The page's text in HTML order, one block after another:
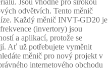
Jsou vhodné pro širokou
odvětvích. Tento měnič
Každý měnič INVT-GD20 je
(invertory) jsou
a aplikací, protože se
Ať už potřebujete vyměnit
měnič pro nový projekt v
internetového obchodu